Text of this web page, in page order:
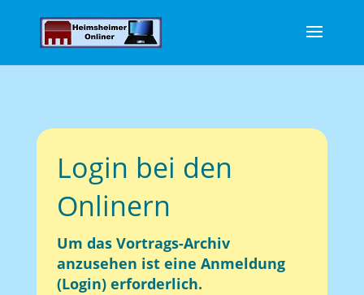
Login bei den
Onlinern
Um das Vortrags-Archiv
anzusehen ist eine Anmeldung
(Login) erforderlich.